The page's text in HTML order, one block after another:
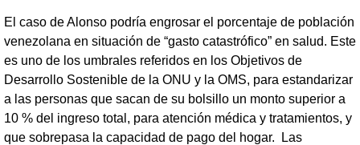
El caso de Alonso podría engrosar el porcentaje de población
venezolana en situación de “gasto catastrófico” en salud. Este
es uno de los umbrales referidos en los Objetivos de
Desarrollo Sostenible de la ONU y la OMS, para estandarizar
a las personas que sacan de su bolsillo un monto superior a
10 % del ingreso total, para atención médica y tratamientos, y
que sobrepasa la capacidad de pago del hogar. Las